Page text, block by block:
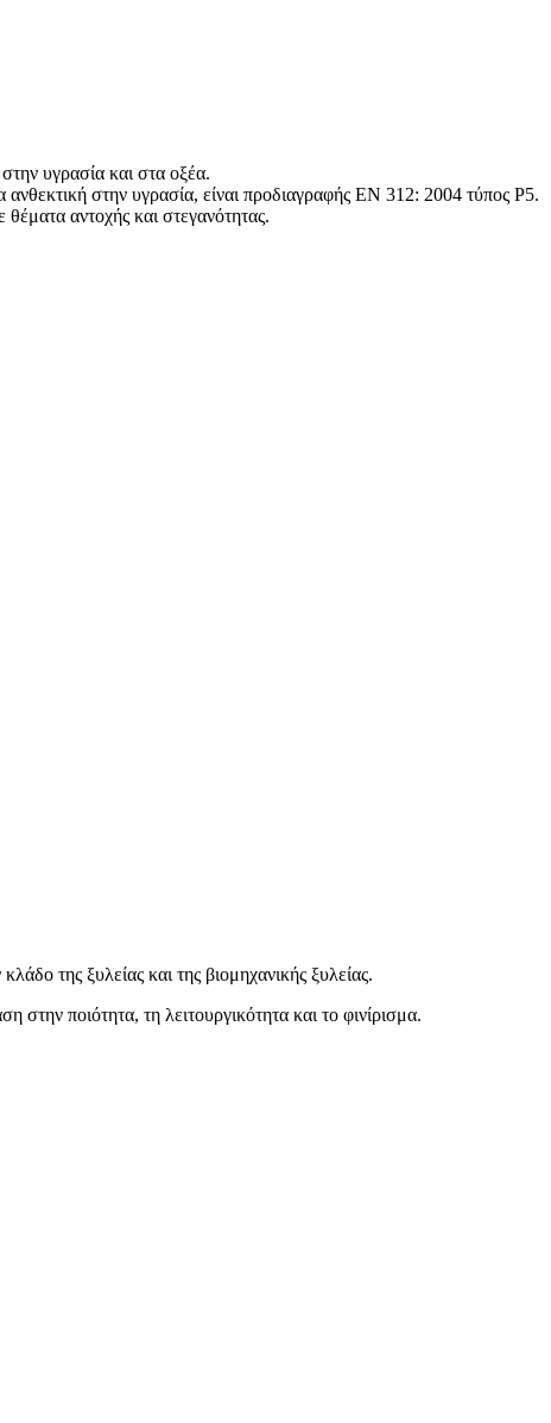
υγρασία και στα οξέα.
στην υγρασία, είναι προδιαγραφής ΕΝ 312: 2004 τύπος P5.
αντοχής και στεγανότητας.
της ξυλείας και της βιομηχανικής ξυλείας.
ποιότητα, τη λειτουργικότητα και το φινίρισμα.